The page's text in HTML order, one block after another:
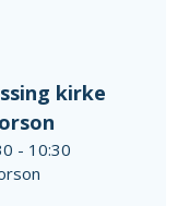
kirke
- 10:30